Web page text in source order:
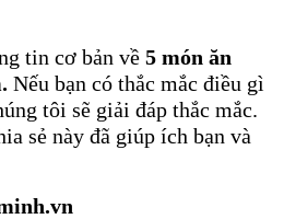
tin cơ bản về 5 món ăn
. Nếu bạn có thắc mắc điều gì
tôi sẽ giải đáp thắc mắc.
sẻ này đã giúp ích bạn và